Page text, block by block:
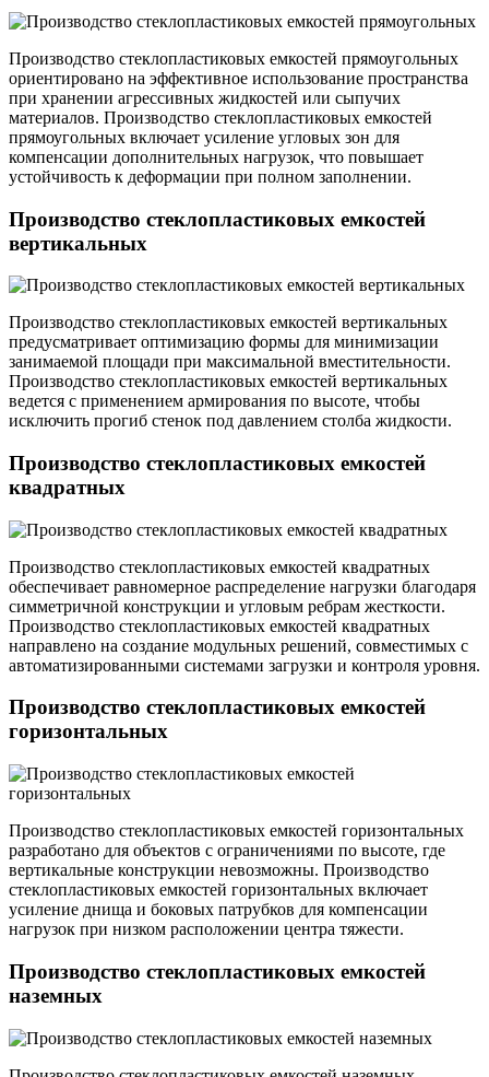
Производство стеклопластиковых емкостей прямоугольных
ориентировано на эффективное использование пространства
при хранении агрессивных жидкостей или сыпучих
материалов. Производство стеклопластиковых емкостей
прямоугольных включает усиление угловых зон для
компенсации дополнительных нагрузок, что повышает
устойчивость к деформации при полном заполнении.
Производство стеклопластиковых емкостей
вертикальных
Производство стеклопластиковых емкостей вертикальных
предусматривает оптимизацию формы для минимизации
занимаемой площади при максимальной вместительности.
Производство стеклопластиковых емкостей вертикальных
ведется с применением армирования по высоте, чтобы
исключить прогиб стенок под давлением столба жидкости.
Производство стеклопластиковых емкостей
квадратных
Производство стеклопластиковых емкостей квадратных
обеспечивает равномерное распределение нагрузки благодаря
симметричной конструкции и угловым ребрам жесткости.
Производство стеклопластиковых емкостей квадратных
направлено на создание модульных решений, совместимых с
автоматизированными системами загрузки и контроля уровня.
Производство стеклопластиковых емкостей
горизонтальных
Производство стеклопластиковых емкостей горизонтальных
разработано для объектов с ограничениями по высоте, где
вертикальные конструкции невозможны. Производство
стеклопластиковых емкостей горизонтальных включает
усиление днища и боковых патрубков для компенсации
нагрузок при низком расположении центра тяжести.
Производство стеклопластиковых емкостей
наземных